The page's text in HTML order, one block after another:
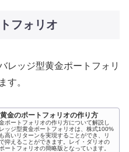
フォリオ
レッジ型黄金ポートフォリ
す。
金のポートフォリオの作り方
ポートフォリオの作り方について解説し
ッジ型黄金ポートフォリオは、株式100%
高いリターンを実現することができ、リ
抑えることができます。レイ・ダリオの
ートフォリオの簡略版となっています。